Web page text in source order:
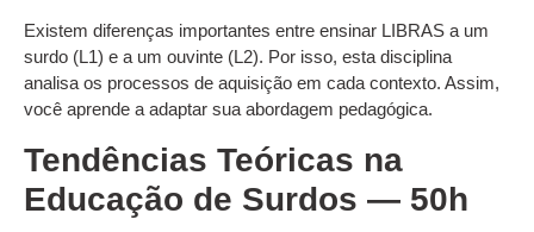
Existem diferenças importantes entre ensinar LIBRAS a um
surdo (L1) e a um ouvinte (L2). Por isso, esta disciplina
analisa os processos de aquisição em cada contexto. Assim,
você aprende a adaptar sua abordagem pedagógica.
Tendências Teóricas na
Educação de Surdos — 50h